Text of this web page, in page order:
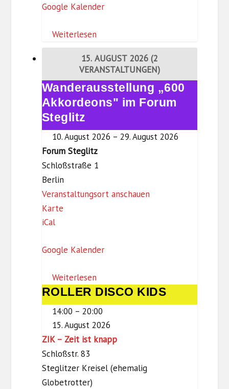
u
S
t
g
l
i
t
z
Google Kalender
Weiterlesen
15. AUGUST 2026 (2
VERANSTALTUNGEN)
Wanderausstellung
„600
Akkordeons"
im
Wanderausstellung „600
Akkordeons" im Forum
Steglitz
10. August 2026 – 29. August 2026
Forum Steglitz
Schloßstraße 1
Berlin
Veranstaltungsort anschauen
KarteF
u
S
t
e
g
l
i
t
z
iCal
Google Kalender
Weiterlesen
ROLLER
DISCO
KIDS
ROLLER DISCO KIDS
14:00 – 20:00
15. August 2026
ZIK – Zeit ist knapp
Schloßstr. 83
Steglitzer Kreisel (ehemalig
Globetrotter)